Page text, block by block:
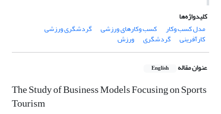
کلیدواژه‌ها
مدل کسب وکار
کسب وکارهای ورزشی گردشگری ورزشی
کارآفرینی گردشگری ورزش
عنوان مقاله English
The Study of Business Models Focusing on Sports
Tourism